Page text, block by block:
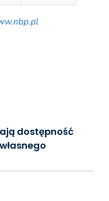
dostępność